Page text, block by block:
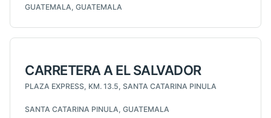
GUATEMALA, GUATEMALA
CARRETERA A EL SALVADOR
PLAZA EXPRESS, KM. 13.5, SANTA CATARINA PINULA
SANTA CATARINA PINULA, GUATEMALA